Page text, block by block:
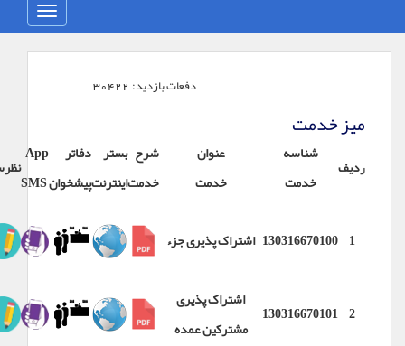
دفعات بازدید: 30422
میز خدمت
دیف
شناسه
خدمت
عنوان
خدمت
خدمت
بستر
اینترنت
دفاتر
پیشخوان
App
SMS
نظر سنجی
130316670100 اشتراک پذیری جزء
130316670101
اشتراک پذیری
مشترکین عمده